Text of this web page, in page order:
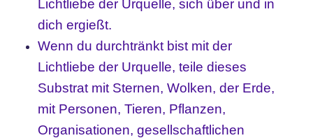
Lichtliebe der Urquelle, sich über und in
dich ergießt.
Wenn du durchtränkt bist mit der
Lichtliebe der Urquelle, teile dieses
Substrat mit Sternen, Wolken, der Erde,
mit Personen, Tieren, Pflanzen,
Organisationen, gesellschaftlichen